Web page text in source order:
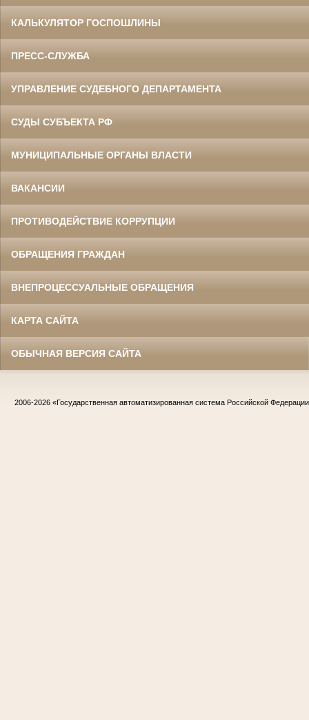
КАЛЬКУЛЯТОР ГОСПОШЛИНЫ
ПРЕСС-СЛУЖБА
УПРАВЛЕНИЕ СУДЕБНОГО ДЕПАРТАМЕНТА
СУДЫ СУБЪЕКТА РФ
МУНИЦИПАЛЬНЫЕ ОРГАНЫ ВЛАСТИ
ВАКАНСИИ
ПРОТИВОДЕЙСТВИЕ КОРРУПЦИИ
ОБРАЩЕНИЯ ГРАЖДАН
ВНЕПРОЦЕССУАЛЬНЫЕ ОБРАЩЕНИЯ
КАРТА САЙТА
ОБЫЧНАЯ ВЕРСИЯ САЙТА
2006-2026 «Государственная автоматизированная система Российской